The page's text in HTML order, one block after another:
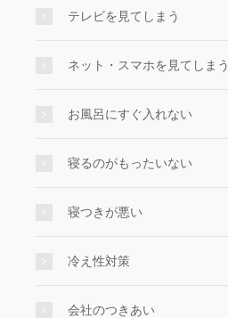
テレビを見てしまう
ネット・スマホを見てしまう
お風呂にすぐ入れない
寝るのがもったいない
寝つきが悪い
冷え性対策
会社のつきあい